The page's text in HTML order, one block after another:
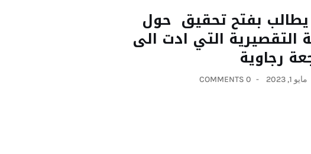
بفتح تحقيق حول
التقصيرية التي ادت الى
رجاوية
مايو 1, 2023 0 COMMENTS